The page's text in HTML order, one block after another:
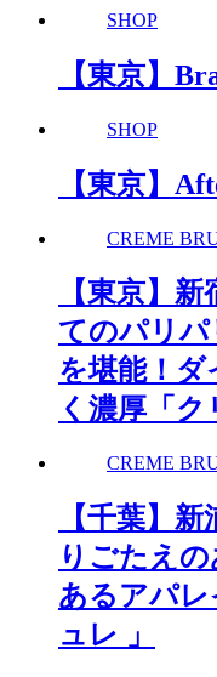
SHOP
【東京】
SHOP
【東京】
CREME
【東京】
てのパリ
を堪能！
く濃厚「ク
CREME
【千葉】
りごたえ
あるアパレ
ュレ 」